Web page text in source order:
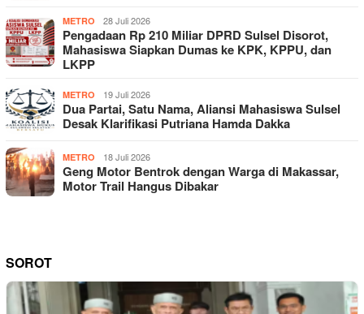
METRO 28 Juli 2026
Pengadaan Rp 210 Miliar DPRD Sulsel Disorot,
Mahasiswa Siapkan Dumas ke KPK, KPPU, dan
LKPP
METRO 19 Juli 2026
Dua Partai, Satu Nama, Aliansi Mahasiswa Sulsel
Desak Klarifikasi Putriana Hamda Dakka
METRO 18 Juli 2026
Geng Motor Bentrok dengan Warga di Makassar,
Motor Trail Hangus Dibakar
SOROT